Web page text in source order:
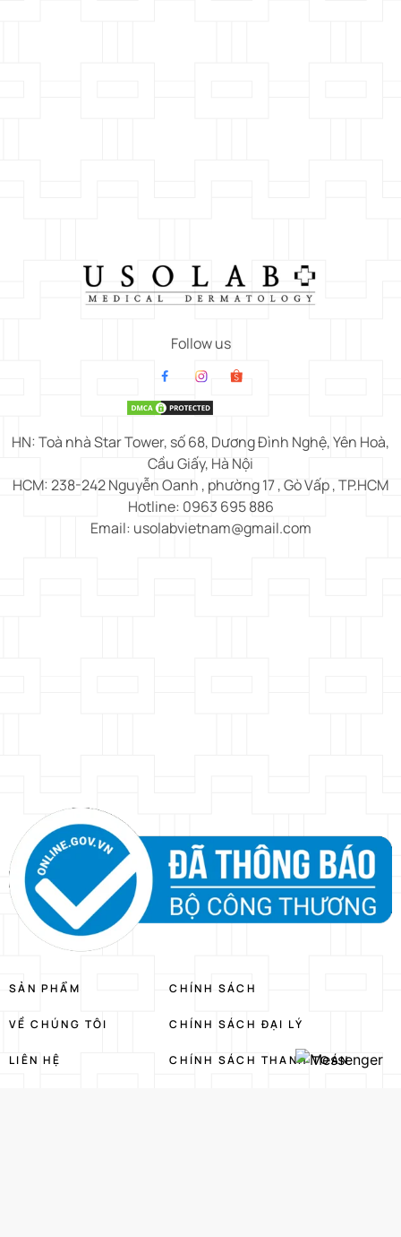
Follow us
HN: Toà nhà Star Tower, số 68, Dương Đình Nghệ, Yên Hoà,
Cầu Giấy, Hà Nội
HCM: 238-242 Nguyễn Oanh , phường 17 , Gò Vấp , TP.HCM
Hotline: 0963 695 886
Email: usolabvietnam@gmail.com
SẢN PHẨM
VỀ CHÚNG TÔI
LIÊN HỆ
CHÍNH SÁCH
CHÍNH SÁCH ĐẠI LÝ
CHÍNH SÁCH THANH TOÁN